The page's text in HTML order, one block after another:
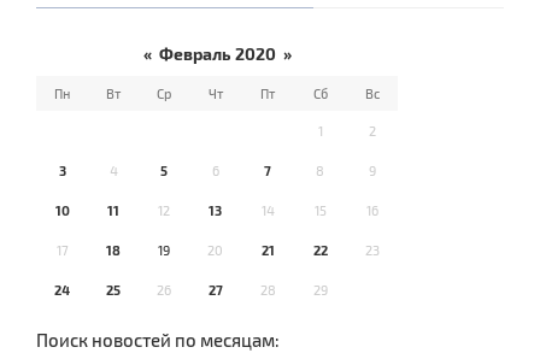
« Февраль 2020 »
Пн Вт Ср Чт Пт Сб Вс
1 2
3 4 5 6 7 8 9
10 11 12 13 14 15 16
17 18 19 20 21 22 23
24 25 26 27 28 29
Поиск новостей по месяцам: